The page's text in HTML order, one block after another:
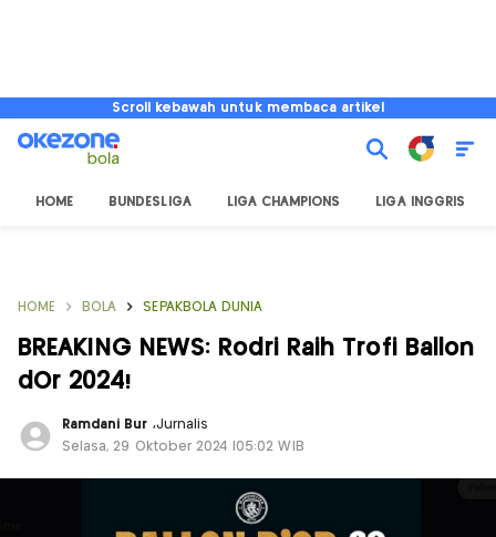
Scroll kebawah untuk membaca artikel
HOME BUNDESLIGA LIGA CHAMPIONS LIGA INGGRIS
HOME BOLA SEPAKBOLA DUNIA
BREAKING NEWS: Rodri Raih Trofi Ballon
dOr 2024!
Ramdani Bur ,Jurnalis
Selasa, 29 Oktober 2024 |05:02 WIB